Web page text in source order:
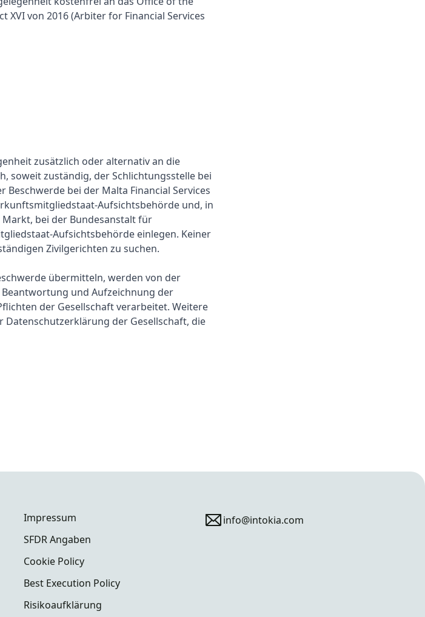
XVI von 2016 (Arbiter for Financial Services
zusätzlich oder alternativ an die
soweit zuständig, der Schlichtungsstelle bei
Beschwerde bei der Malta Financial Services
Aufsichtsbehörde und, in
bei der Bundesanstalt für
Aufsichtsbehörde einlegen. Keiner
Zivilgerichten zu suchen.
übermitteln, werden von der
und Aufzeichnung der
der Gesellschaft verarbeitet. Weitere
der Gesellschaft, die
Impressum
SFDR Angaben
Cookie Policy
Best Execution Policy
Risikoaufklärung
info@intokia.com